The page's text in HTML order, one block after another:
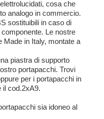
cosa che
analogo in commercio.
sostituibili in caso di
Le nostre
Made in Italy, montate a
piastra di supporto
portapacchi. Trovi
per i portapacchi in
il cod.2xA9.
sia idoneo al